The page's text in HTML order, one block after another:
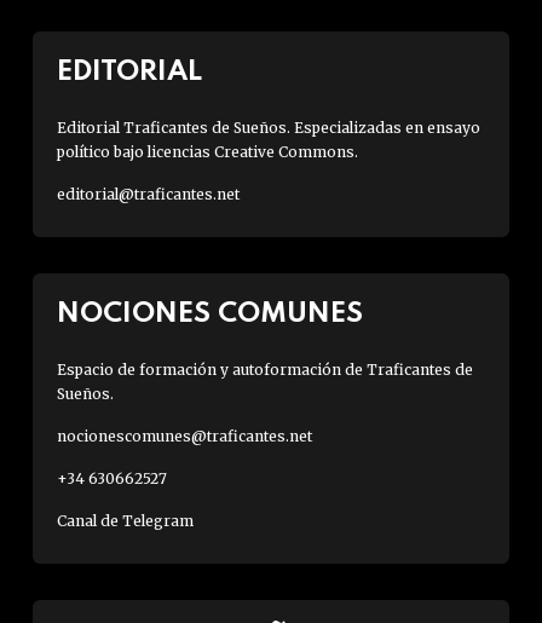
EDITORIAL
Editorial Traficantes de Sueños. Especializadas en ensayo
político bajo licencias Creative Commons.
editorial@traficantes.net
NOCIONES COMUNES
Espacio de formación y autoformación de Traficantes de
Sueños.
nocionescomunes@traficantes.net
+34 630662527
Canal de Telegram